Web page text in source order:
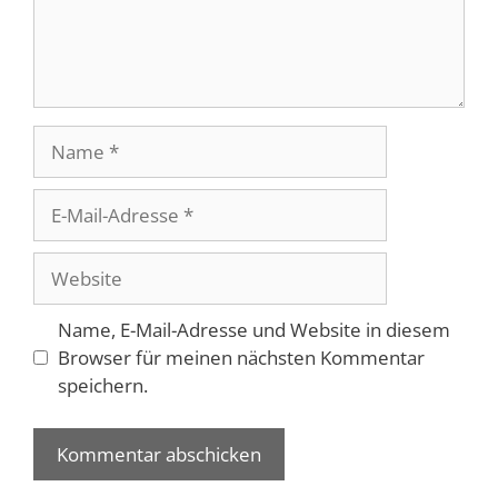
Mail-
Adresse
Website
Name, E-Mail-Adresse und Website in diesem
Browser für meinen nächsten Kommentar
speichern.